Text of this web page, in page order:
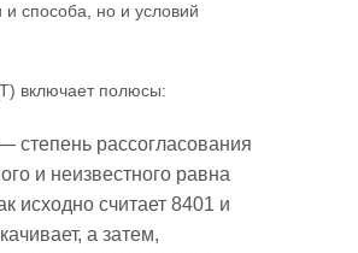
и способа, но и условий
включает полюсы:
степень рассогласования
и неизвестного равна
исходно считает 8401 и
а затем,